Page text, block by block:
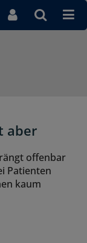
aber
offenbar
Patienten
kaum